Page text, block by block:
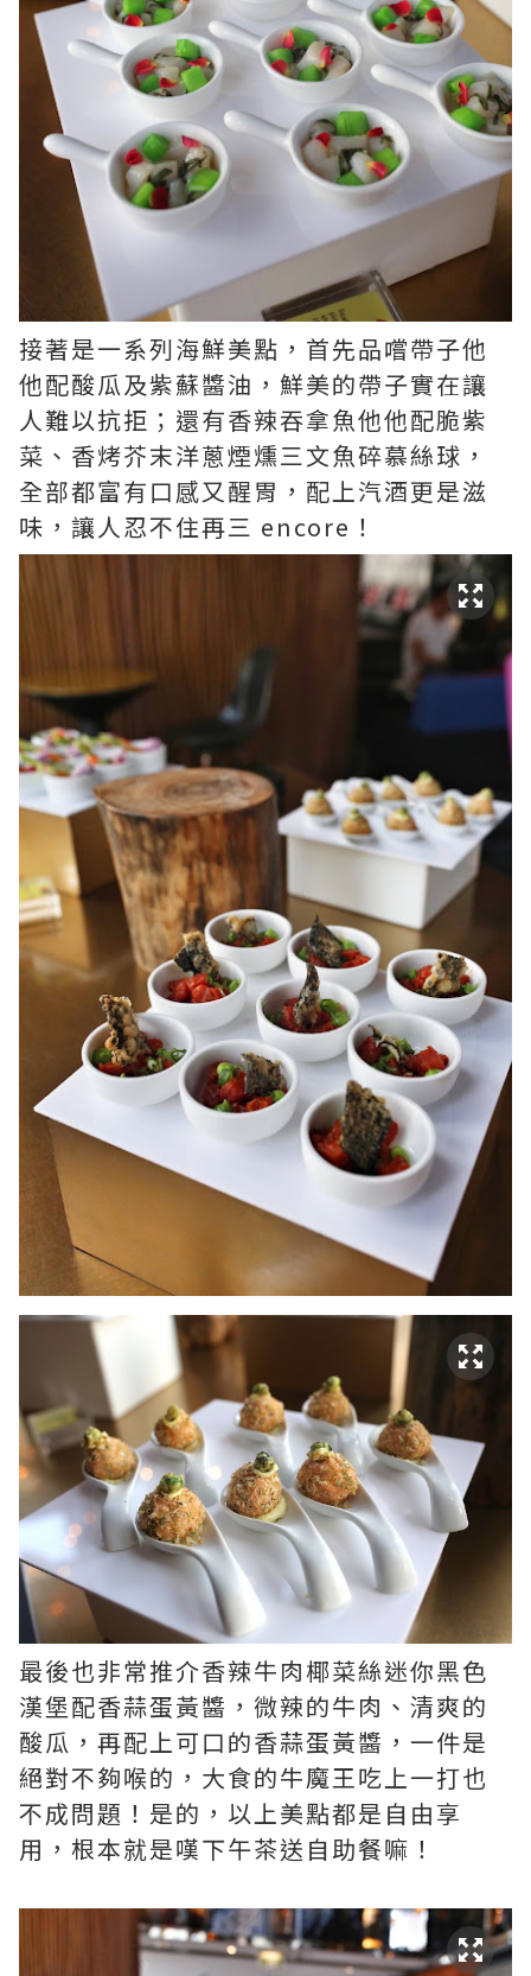
接著是一系列海鮮美點，首先品嚐帶子他
他配酸瓜及紫蘇醬油，鮮美的帶子實在讓
人難以抗拒；還有香辣吞拿魚他他配脆紫
菜、香烤芥末洋蔥煙燻三文魚碎慕絲球，
全部都富有口感又醒胃，配上汽酒更是滋
味，讓人忍不住再三 encore！
最後也非常推介香辣牛肉椰菜絲迷你黑色
漢堡配香蒜蛋黃醬，微辣的牛肉、清爽的
酸瓜，再配上可口的香蒜蛋黃醬，一件是
絕對不夠喉的，大食的牛魔王吃上一打也
不成問題！是的，以上美點都是自由享
用，根本就是嘆下午茶送自助餐嘛！